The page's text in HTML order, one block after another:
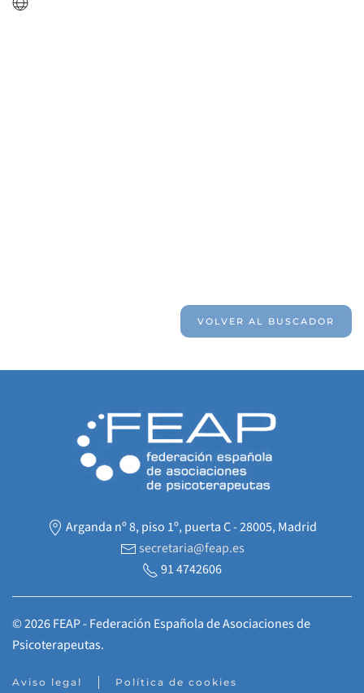
VOLVER AL BUSCADOR
Arganda nº 8, piso 1º, puerta C - 28005, Madrid
secretaria@feap.es
91 4742606
©2026FEAP - Federación Española de Asociaciones de
Psicoterapeutas.
Aviso legal Política de cookies